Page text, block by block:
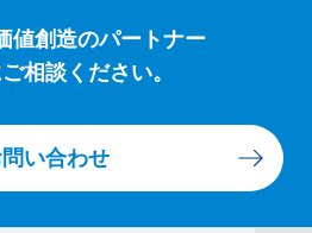
値創造のパートナー
相談ください。
い合わせ